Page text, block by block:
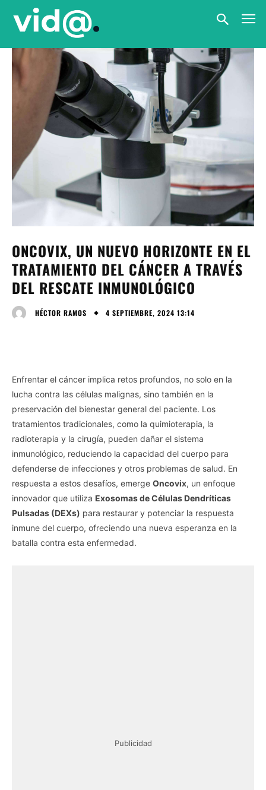
ONCOVIX, UN NUEVO HORIZONTE EN EL
TRATAMIENTO DEL CÁNCER A TRAVÉS
DEL RESCATE INMUNOLÓGICO
HÉCTOR RAMOS 4 SEPTIEMBRE, 2024 13:14
Enfrentar el cáncer implica retos profundos, no solo en la
lucha contra las células malignas, sino también en la
preservación del bienestar general del paciente. Los
tratamientos tradicionales, como la quimioterapia, la
radioterapia y la cirugía, pueden dañar el sistema
inmunológico, reduciendo la capacidad del cuerpo para
defenderse de infecciones y otros problemas de salud. En
respuesta a estos desafíos, emerge Oncovix, un enfoque
innovador que utiliza Exosomas de Células Dendríticas
Pulsadas (DEXs) para restaurar y potenciar la respuesta
inmune del cuerpo, ofreciendo una nueva esperanza en la
batalla contra esta enfermedad.
Publicidad